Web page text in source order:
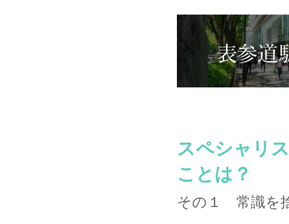
スペシャリ
ことは？
その１ 常識を